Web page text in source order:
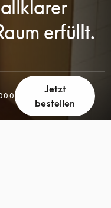
erfüllt.
Jetzt
bestellen